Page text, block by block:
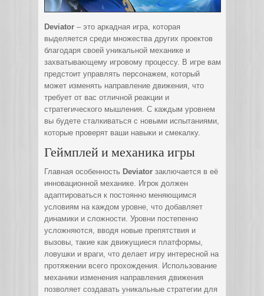
Deviator – это аркадная игра, которая
выделяется среди множества других проектов
благодаря своей уникальной механике и
захватывающему игровому процессу. В игре вам
предстоит управлять персонажем, который
может изменять направление движения, что
требует от вас отличной реакции и
стратегического мышления. С каждым уровнем
вы будете сталкиваться с новыми испытаниями,
которые проверят ваши навыки и смекалку.
Геймплей и механика игры
Главная особенность Deviator заключается в её
инновационной механике. Игрок должен
адаптироваться к постоянно меняющимся
условиям на каждом уровне, что добавляет
динамики и сложности. Уровни постепенно
усложняются, вводя новые препятствия и
вызовы, такие как движущиеся платформы,
ловушки и враги, что делает игру интересной на
протяжении всего прохождения. Использование
механики изменения направления движения
позволяет создавать уникальные стратегии для